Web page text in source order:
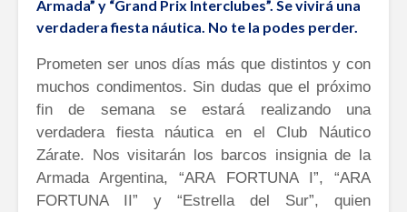
Armada” y “Grand Prix Interclubes”. Se vivirá una
verdadera fiesta náutica. No te la podes perder.
Prometen ser unos días más que distintos y con
muchos condimentos. Sin dudas que el próximo
fin de semana se estará realizando una
verdadera fiesta náutica en el Club Náutico
Zárate. Nos visitarán los barcos insignia de la
Armada Argentina, “ARA FORTUNA I”, “ARA
FORTUNA II” y “Estrella del Sur”, quien